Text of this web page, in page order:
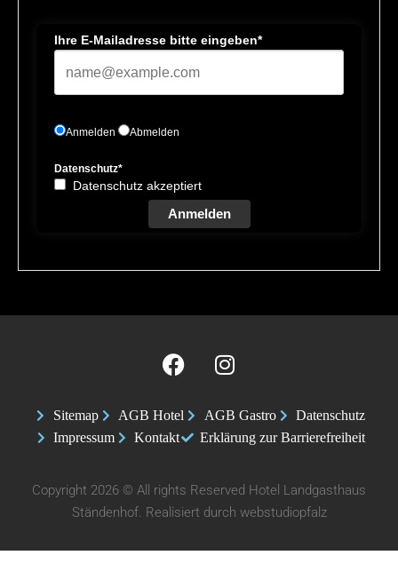
Ihre E-Mailadresse bitte eingeben*
Anmelden Abmelden
Datenschutz*
Datenschutz akzeptiert
Anmelden
Sitemap AGB Hotel AGB Gastro
Datenschutz
Impressum
Kontakt Erklärung zur Barrierefreiheit
Copyright 2026 © All rights Reserved Hotel Landgasthaus
Ständenhof. Realisiert durch webstudiopfalz